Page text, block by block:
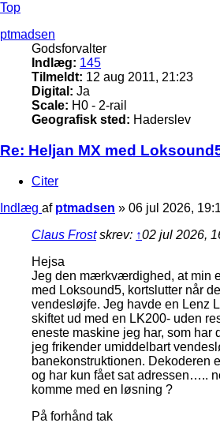
Top
ptmadsen
Godsforvalter
Indlæg: 145
Tilmeldt: 12 aug 2011, 21:23
Digital: Ja
Scale: H0 - 2-rail
Geografisk sted: Haderslev
Re: Heljan MX med
Citer
Indlæg af ptmadsen » 06 jul 2026,
Claus Frostskrev: ↑02 jul 2026,
Hejsa
Jeg den mærkværdighed, at min
med Loksound5, kortslutter når
vendesløjfe. Jeg havde en Lenz
skiftet ud med en LK200- uden
eneste maskine jeg har, som har
jeg frikender umiddelbart
banekonstruktionen. Dekoderen
og har kun fået sat adressen…..
komme med en løsning ?
På forhånd tak